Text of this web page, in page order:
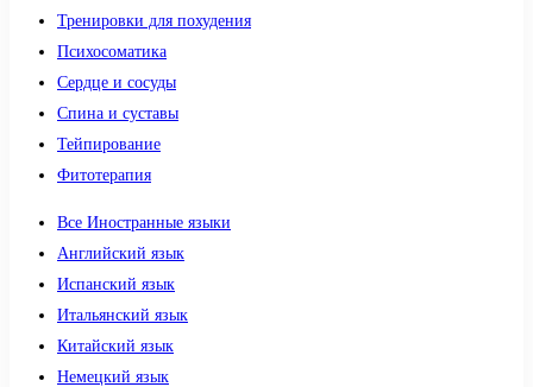
Тренировки для похудения
Психосоматика
Сердце и сосуды
Спина и суставы
Тейпирование
Фитотерапия
Все Иностранные языки
Английский язык
Испанский язык
Итальянский язык
Китайский язык
Немецкий язык